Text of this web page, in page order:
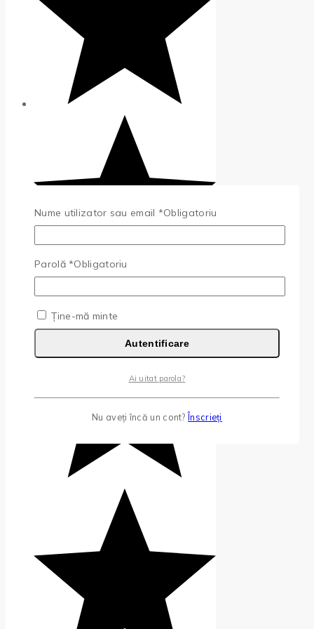
Nume utilizator sau email *Obligatoriu
Parolă*Obligatoriu
Ține-mă minte
Autentificare
Ai uitat parola?
Nu aveți încă un cont?Înscrieți